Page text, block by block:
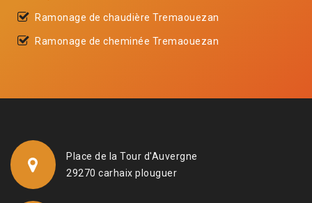
Ramonage de chaudière Tremaouezan
Ramonage de cheminée Tremaouezan
Place de la Tour d'Auvergne
29270 carhaix plouguer